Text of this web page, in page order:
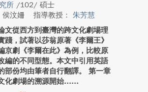
所 /102/ 碩士
侯汶姍
指導教授： 朱芳慧
文從西方到臺灣的跨文化劇場理
踐，試著以莎翁原著《李爾王》
京劇《李爾在此》為例，比較原
編的不同型態。本文中引用英語
部份均由筆者自行翻譯。 第一章
化劇場的溯源開始...